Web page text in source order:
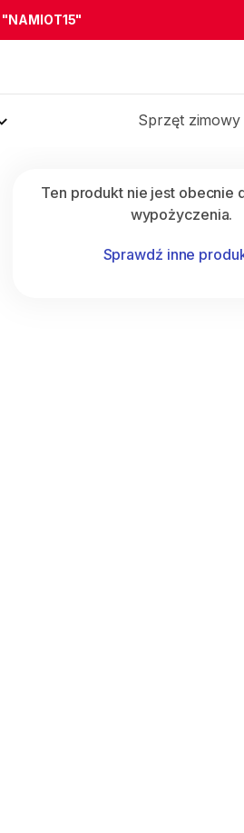
"NAMIOT15"
Sprzęt zimowy
Ten produkt nie jest obecnie
wypożyczenia.
Sprawdź inne